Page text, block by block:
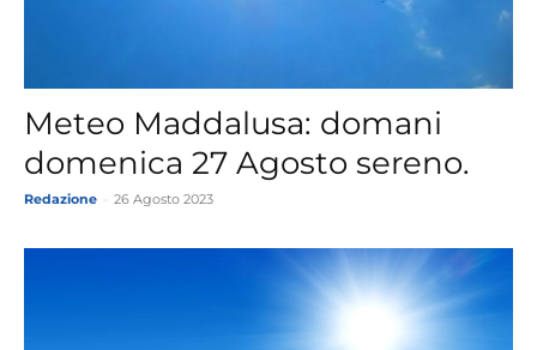
Meteo Maddalusa: domani
domenica 27 Agosto sereno.
Redazione 26 Agosto 2023